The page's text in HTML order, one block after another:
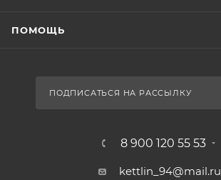
ПОМОЩЬ
ПОДПИСАТЬСЯ НА РАССЫЛКУ
8 900 120 55 53
kettlin_94@mail.ru